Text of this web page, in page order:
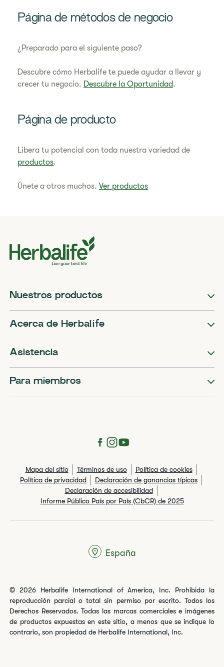
Página de métodos de negocio
¿Preparado para el siguiente paso?
Descubre cómo Herbalife te puede ayudar a llevar y
crecer tu negocio. Descubre la Oportunidad.
Página de producto
Libera tu potencial con toda nuestra variedad de
productos.
Únete a otros muchos.Ver productos
Nuestros productos
Acerca de Herbalife
Asistencia
Para miembros
Mapa del sitio Términos de uso
Política de cookies
Política de privacidad
Declaración de ganancias típicas
Declaración de accesibilidad
Informe Público País por País (CbCR) de 2025
© 2026 Herbalife International of America, Inc. Prohibida la
reproducción parcial o total sin permiso por escrito. Todos los
Derechos Reservados. Todas las marcas comerciales e imágenes
de productos expuestas en este sitio, a menos que se indique lo
contrario, son propiedad de Herbalife International, Inc.
España